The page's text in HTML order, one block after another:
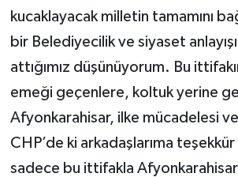
kucaklayacak milletin tamamını
bir Belediyecilik ve siyaset
attığımız düşünüyorum. Bu
emeği geçenlere, koltuk yerine
Afyonkarahisar, ilke mücadelesi
CHP’de ki arkadaşlarıma
sadece bu ittifakla